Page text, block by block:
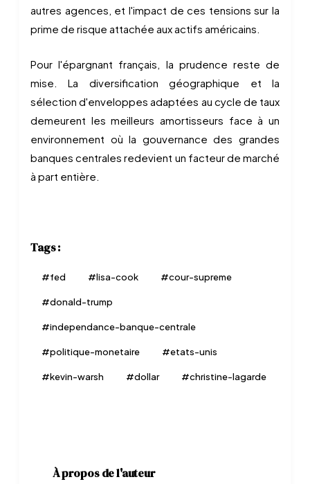
autres agences, et l'impact de ces tensions sur la
prime de risque attachée aux actifs américains.
Pour l'épargnant français, la prudence reste de
mise. La diversification géographique et la
sélection d'enveloppes adaptées au cycle de taux
demeurent les meilleurs amortisseurs face à un
environnement où la gouvernance des grandes
banques centrales redevient un facteur de marché
à part entière.
Tags :
#fed #lisa-cook #cour-supreme
#donald-trump
#independance-banque-centrale
#politique-monetaire #etats-unis
#kevin-warsh #dollar #christine-lagarde
À propos de l'auteur